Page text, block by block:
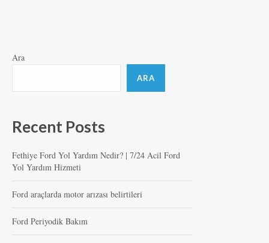
Ara
ARA
Recent Posts
Fethiye Ford Yol Yardım Nedir? | 7/24 Acil Ford
Yol Yardım Hizmeti
Ford araçlarda motor arızası belirtileri
Ford Periyodik Bakım